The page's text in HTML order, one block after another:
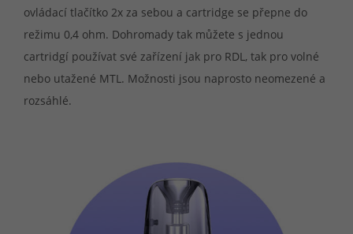
ovládací tlačítko 2x za sebou a cartridge se přepne do
režimu 0,4 ohm. Dohromady tak můžete s jednou
cartridgí používat své zařízení jak pro RDL, tak pro volné
nebo utažené MTL. Možnosti jsou naprosto neomezené a
rozsáhlé.